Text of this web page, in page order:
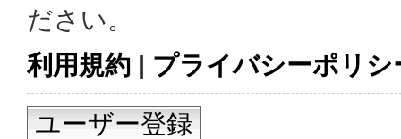
ださい。
利用規約 | プライバシーポリシ
ユーザー登録